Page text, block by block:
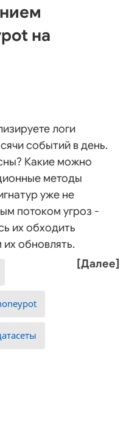
на
логи
событий в день.
Какие можно
методы
уже не
потоком угроз -
их обходить
обновлять.
[Далее]